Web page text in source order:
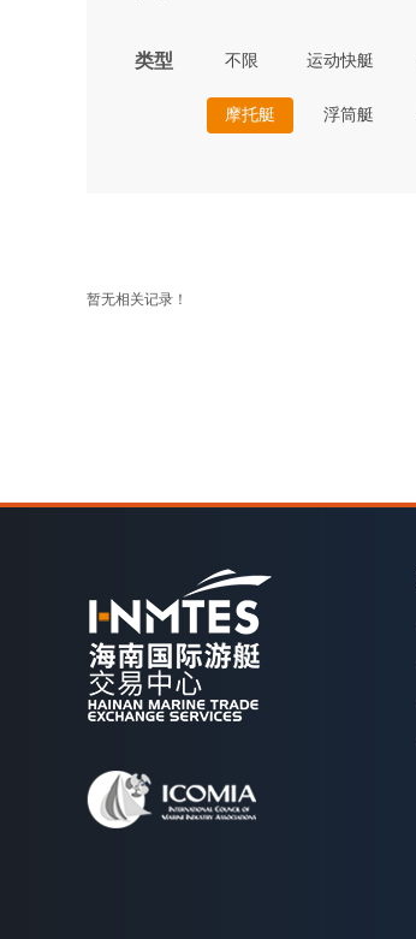
类型 不限 运动快艇
摩托艇 浮筒艇
暂无相关记录！